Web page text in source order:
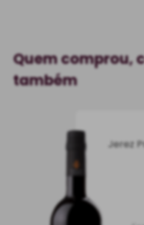
Quem comprou,
também
Jerez